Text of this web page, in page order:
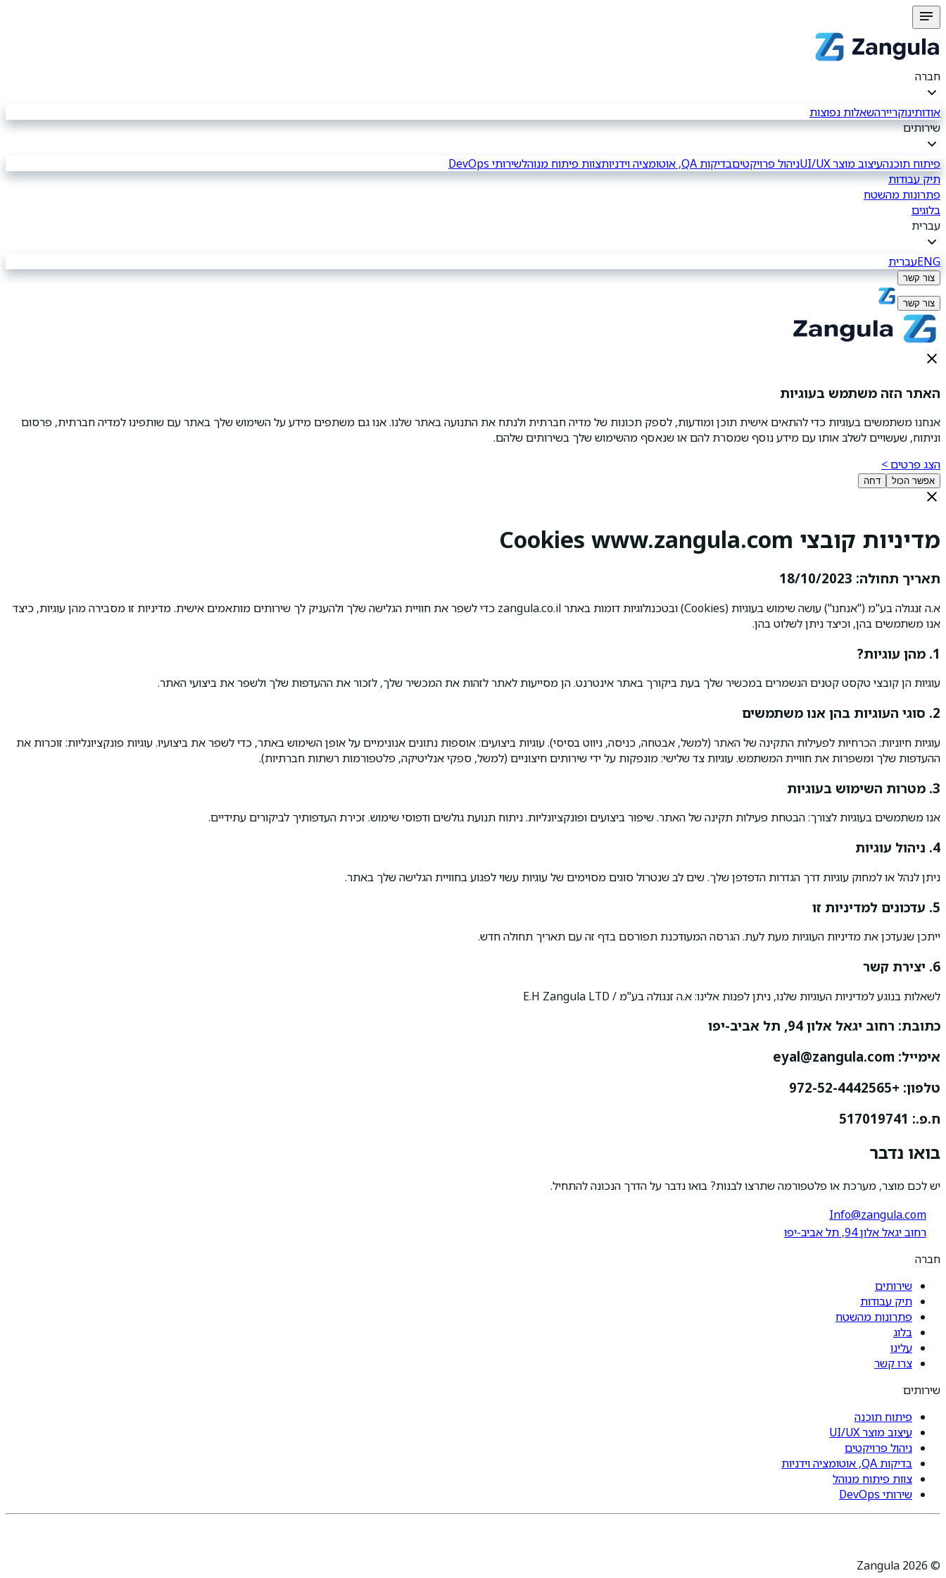
חברה
אודותינוקריירהשאלות נפוצות
שירותים
פיתוח תוכנהעיצוב מוצר UI/UX ניהול פרויקטיםבדיקות QA, אוטומציה וידניות צוות פיתוח מנוהלשירותי DevOps
תיק עבודות
פתרונות מהשטח
בלוגים
עברית
ENGעברית
צור קשר
צור קשר
האתר הזה משתמש בעוגיות
אנחנו משתמשים בעוגיות כדי להתאים אישית תוכן ומודעות, לספק תכונות של מדיה חברתית ולנתח את התנועה באתר שלנו. אנו גם משתפים מידע על השימוש שלך באתר עם שותפינו למדיה חברתית, פרסום
וניתוח, שעשויים לשלב אותו עם מידע נוסף שמסרת להם או שנאסף מהשימוש שלך בשירותים שלהם.
הצג פרטים >
אפשר הכול דחה
מדיניות קובצי Cookies www.zangula.com
תאריך תחולה: 18/10/2023
א.ה זנגולה בע"מ ("אנחנו") עושה שימוש בעוגיות (Cookies) ובטכנולוגיות דומות באתר zangula.co.il כדי לשפר את חוויית הגלישה שלך ולהעניק לך שירותים מותאמים אישית. מדיניות זו מסבירה מהן עוגיות, כיצד
אנו משתמשים בהן, וכיצד ניתן לשלוט בהן.
1. מהן עוגיות?
עוגיות הן קובצי טקסט קטנים הנשמרים במכשיר שלך בעת ביקורך באתר אינטרנט. הן מסייעות לאתר לזהות את המכשיר שלך, לזכור את ההעדפות שלך ולשפר את ביצועי האתר.
2. סוגי העוגיות בהן אנו משתמשים
עוגיות חיוניות: הכרחיות לפעילות התקינה של האתר (למשל, אבטחה, כניסה, ניווט בסיסי). עוגיות ביצועים: אוספות נתונים אנונימיים על אופן השימוש באתר, כדי לשפר את ביצועיו. עוגיות פונקציונליות: זוכרות את
ההעדפות שלך ומשפרות את חוויית המשתמש. עוגיות צד שלישי: מונפקות על ידי שירותים חיצוניים (למשל, ספקי אנליטיקה, פלטפורמות רשתות חברתיות).
3. מטרות השימוש בעוגיות
אנו משתמשים בעוגיות לצורך: הבטחת פעילות תקינה של האתר. שיפור ביצועים ופונקציונליות. ניתוח תנועת גולשים ודפוסי שימוש. זכירת העדפותיך לביקורים עתידיים.
4. ניהול עוגיות
ניתן לנהל או למחוק עוגיות דרך הגדרות הדפדפן שלך. שים לב שנטרול סוגים מסוימים של עוגיות עשוי לפגוע בחוויית הגלישה שלך באתר.
5. עדכונים למדיניות זו
ייתכן שנעדכן את מדיניות העוגיות מעת לעת. הגרסה המעודכנת תפורסם בדף זה עם תאריך תחולה חדש.
6. יצירת קשר
לשאלות בנוגע למדיניות העוגיות שלנו, ניתן לפנות אלינו: א.ה זנגולה בע"מ / E.H Zangula LTD
כתובת: רחוב יגאל אלון 94, תל אביב-יפו
אימייל: eyal@zangula.com
טלפון: +972-52-4442565
ח.פ.: 517019741
בואו נדבר
יש לכם מוצר, מערכת או פלטפורמה שתרצו לבנות? בואו נדבר על הדרך הנכונה להתחיל.
Info@zangula.com
רחוב יגאל אלון 94, תל אביב-יפו
חברה
שירותים
תיק עבודות
פתרונות מהשטח
בלוג
עלינו
צרו קשר
שירותים
פיתוח תוכנה
עיצוב מוצר UI/UX
ניהול פרויקטים
בדיקות QA, אוטומציה וידניות
צוות פיתוח מנוהל
שירותי DevOps
© Zangula 2026